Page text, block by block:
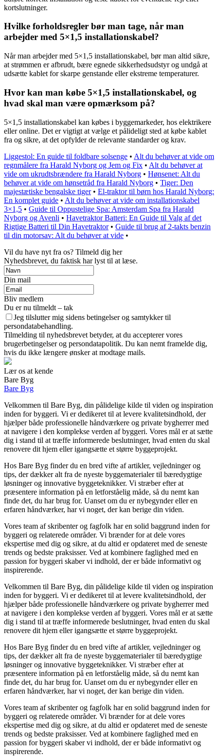
kortslutninger.
Hvilke forholdsregler bør man tage, når man
arbejder med 5×1,5 installationskabel?
Når man arbejder med 5×1,5 installationskabel, bør man altid sikre,
at strømmen er afbrudt, bære egnede sikkerhedsudstyr og undgå at
udsætte kablet for skarpe genstande eller ekstreme temperaturer.
Hvor kan man købe 5×1,5 installationskabel, og
hvad skal man være opmærksom på?
5×1,5 installationskabel kan købes i byggemarkeder, hos elektrikere
eller online. Det er vigtigt at vælge et pålideligt sted at købe kablet
fra og sikre, at det opfylder de relevante standarder og krav.
Liggestol: En guide til foldbare solsenge • Alt du behøver at vide om
regnmålere fra Harald Nyborg og Jem og Fix • Alt du behøver at
vide om ukrudtsbrændere fra Harald Nyborg • Hønsenet: Alt du
behøver at vide om hønsetråd fra Harald Nyborg • Tiger: Den
majestætiske bengalske tiger• El-traktor til børn hos Harald Nyborg:
En komplet guide • Alt du behøver at vide om installationskabel
3×1,5 • Guide til Oppustelige Spa: Amsterdam Spa fra Harald
Nyborg og Avenli • Havetraktor Batteri: En Guide til Valg af det
Rigtige Batteri til Din Havetraktor• Guide til brug af 2-takts benzin
til din motorsav: Alt du behøver at vide •
Vil du have nyt fra os? Tilmeld dig her
Nyhedsbrevet, du faktisk har lyst til at læse.
Din mail
Bliv medlem
Du er nu tilmeldt – tak
Jeg tilslutter mig sidens betingelser og samtykker til
persondatabehandling.
Tilmelding til nyhedsbrevet betyder, at du accepterer vores
brugerbetingelser og persondatapolitik. Du kan nemt framelde dig,
hvis du ikke længere ønsker at modtage mails.
Lær os at kende
Bare Byg
Bare Byg
Velkommen til Bare Byg, din pålidelige kilde til viden og inspiration
inden for byggeri. Vi er dedikeret til at levere kvalitetsindhold, der
hjælper både professionelle håndværkere og private bygherrer med
at navigere i den komplekse verden af byggeri. Vores mål er at sætte
dig i stand til at træffe informerede beslutninger, hvad enten du skal
renovere dit hjem eller igangsætte et større byggeprojekt.
Hos Bare Byg finder du en bred vifte af artikler, vejledninger og
tips, der dækker alt fra de nyeste byggematerialer til bæredygtige
løsninger og innovative byggeteknikker. Vi stræber efter at
præsentere information på en letforståelig måde, så du nemt kan
finde det, du har brug for. Uanset om du er nybegynder eller en
erfaren håndværker, har vi noget, der kan berige din viden.
Vores team af skribenter og fagfolk har en solid baggrund inden for
byggeri og relaterede områder. Vi brænder for at dele vores
ekspertise med dig og sikre, at du altid er opdateret med de seneste
trends og bedste praksisser. Ved at kombinere faglighed med en
passion for byggeri skaber vi indhold, der er både informativt og
inspirerende.
Velkommen til Bare Byg, din pålidelige kilde til viden og inspiration
inden for byggeri. Vi er dedikeret til at levere kvalitetsindhold, der
hjælper både professionelle håndværkere og private bygherrer med
at navigere i den komplekse verden af byggeri. Vores mål er at sætte
dig i stand til at træffe informerede beslutninger, hvad enten du skal
renovere dit hjem eller igangsætte et større byggeprojekt.
Hos Bare Byg finder du en bred vifte af artikler, vejledninger og
tips, der dækker alt fra de nyeste byggematerialer til bæredygtige
løsninger og innovative byggeteknikker. Vi stræber efter at
præsentere information på en letforståelig måde, så du nemt kan
finde det, du har brug for. Uanset om du er nybegynder eller en
erfaren håndværker, har vi noget, der kan berige din viden.
Vores team af skribenter og fagfolk har en solid baggrund inden for
byggeri og relaterede områder. Vi brænder for at dele vores
ekspertise med dig og sikre, at du altid er opdateret med de seneste
trends og bedste praksisser. Ved at kombinere faglighed med en
passion for byggeri skaber vi indhold, der er både informativt og
inspirerende.